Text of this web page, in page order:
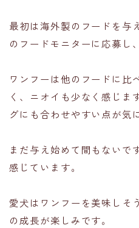
最初は海外製のフードを与
のフードモニターに応募し
ワンフーは他のフードに比
く、ニオイも少なく感じま
グにも合わせやすい点が気
まだ与え始めて間もないで
感じています。
愛犬はワンフーを美味しそ
の成長が楽しみです。